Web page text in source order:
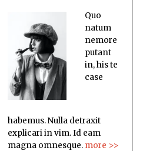
Quo
natum
nemore
putant
in, his te
case
habemus. Nulla detraxit
explicari in vim. Id eam
magna omnesque. more >>